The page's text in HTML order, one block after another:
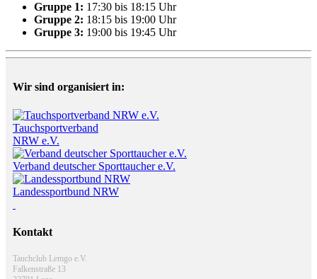
Gruppe 1: 17:30 bis 18:15 Uhr
Gruppe 2: 18:15 bis 19:00 Uhr
Gruppe 3: 19:00 bis 19:45 Uhr
Wir sind organisiert in:
Tauchsportverband
NRW e.V.
Verband deutscher Sporttaucher e.V.
Landessportbund NRW
Kontakt
Tauchclub Lemgo e.V.
Falkenstraße 13